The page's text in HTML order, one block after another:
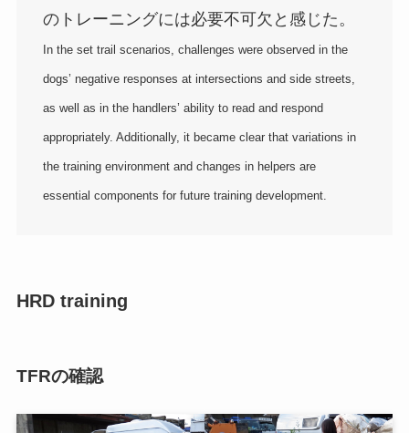
のトレーニングには必要不可欠と感じた。
In the set trail scenarios, challenges were observed in the
dogs’ negative responses at intersections and side streets,
as well as in the handlers’ ability to read and respond
appropriately. Additionally, it became clear that variations in
the training environment and changes in helpers are
essential components for future training development.
HRD training
TFRの確認